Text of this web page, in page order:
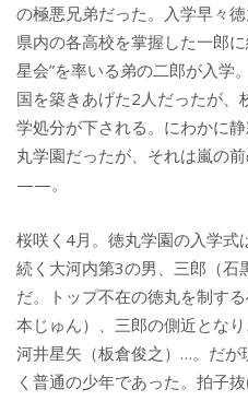
の極悪兄弟だった。入学早々
県内の各高校を掌握した一郎
星会”を率いる弟の二郎が入学
国を築きあげた2人だったが、
学処分が下される。にわかに
丸学園だったが、それは嵐の
——。
桜咲く4月。徳丸学園の入学式
続く大河内第3の男、三郎（石
だ。トップ不在の徳丸を制す
本じゅん）、三郎の側近とな
河井星矢（板倉俊之）…。だ
く普通の少年であった。拍子